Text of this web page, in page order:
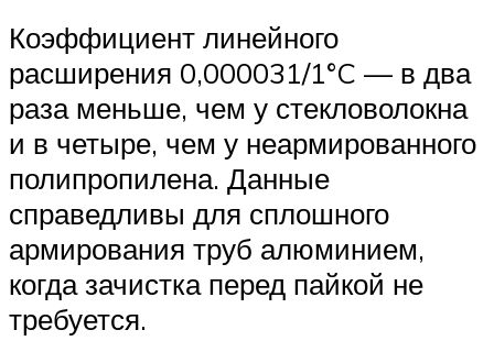
Коэффициент линейного
расширения 0,000031/1°C — в два
раза меньше, чем у стекловолокна
и в четыре, чем у неармированного
полипропилена. Данные
справедливы для сплошного
армирования труб алюминием,
когда зачистка перед пайкой не
требуется.